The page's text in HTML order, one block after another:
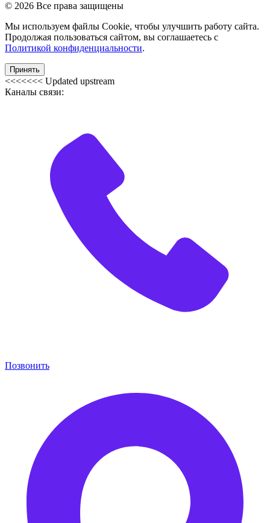
© 2026 Все права защищены
Мы используем файлы Cookie, чтобы улучшить работу сайта.
Продолжая пользоваться сайтом, вы соглашаетесь с
Политикой конфиденциальности.
Принять
<<<<<<< Updated upstream
Каналы связи:
Позвонить